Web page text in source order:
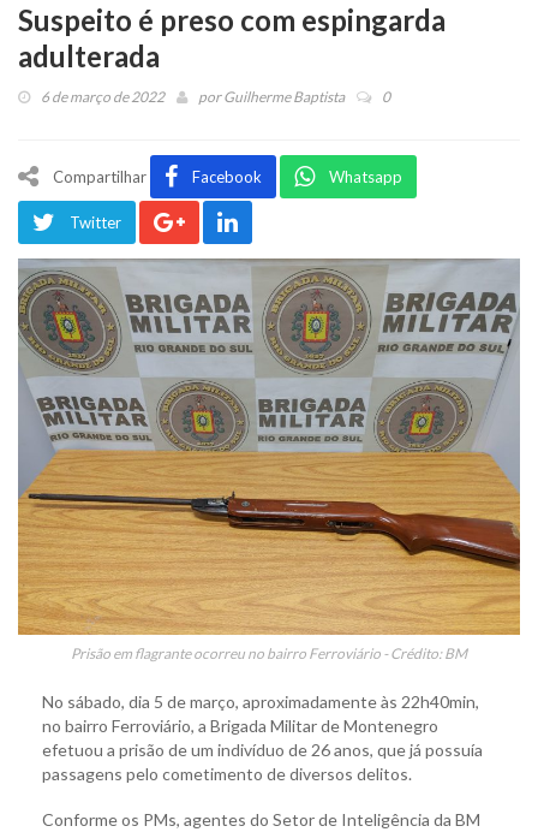
Suspeito é preso com espingarda
adulterada
6 de março de 2022 porGuilherme Baptista 0
Compartilhar Facebook Whatsapp
Twitter
Prisão em flagrante ocorreu no bairro Ferroviário - Crédito: BM
No sábado, dia 5 de março, aproximadamente às 22h40min,
no bairro Ferroviário, a Brigada Militar de Montenegro
efetuou a prisão de um indivíduo de 26 anos, que já possuía
passagens pelo cometimento de diversos delitos.
Conforme os PMs, agentes do Setor de Inteligência da BM